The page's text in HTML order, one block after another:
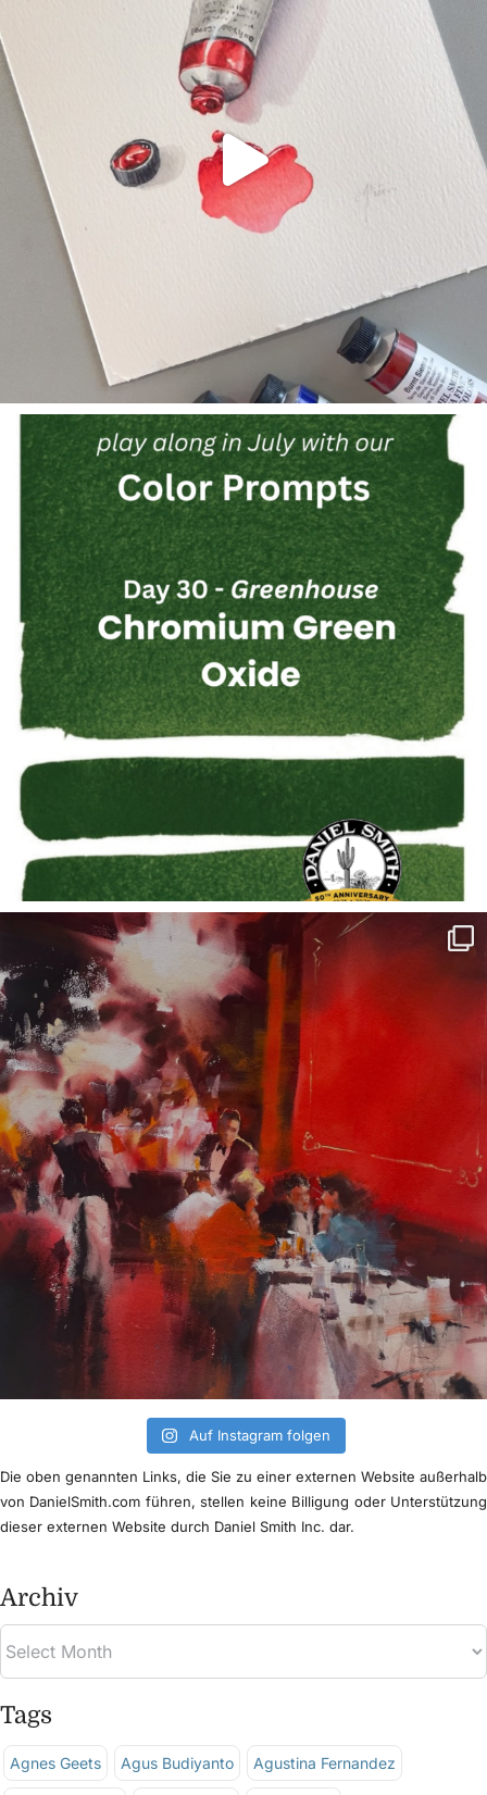
Auf Instagram folgen
Die oben genannten Links, die Sie zu einer externen Website außerhalb
von DanielSmith.com führen, stellen keine Billigung oder Unterstützung
dieser externen Website durch Daniel Smith Inc. dar.
Archiv
Tags
Agnes Geets Agus Budiyanto Agustina Fernandez